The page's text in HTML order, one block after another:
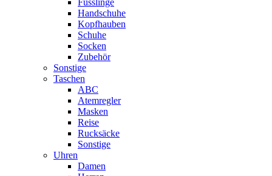
Füsslinge
Handschuhe
Kopfhauben
Schuhe
Socken
Zubehör
Sonstige
Taschen
ABC
Atemregler
Masken
Reise
Rucksäcke
Sonstige
Uhren
Damen